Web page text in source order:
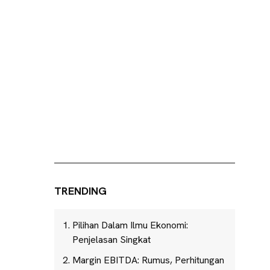
TRENDING
Pilihan Dalam Ilmu Ekonomi:
Penjelasan Singkat
Margin EBITDA: Rumus, Perhitungan